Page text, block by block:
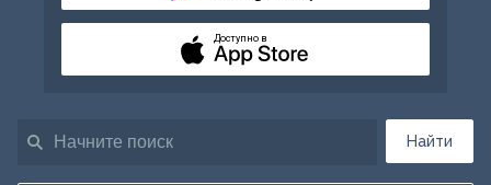
Найти
Доступно в